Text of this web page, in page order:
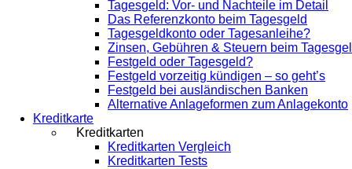
Tagesgeld: Vor- und Nachteile im Detail
Das Referenzkonto beim Tagesgeld
Tagesgeldkonto oder Tagesanleihe?
Zinsen, Gebühren & Steuern beim
Festgeld oder Tagesgeld?
Festgeld vorzeitig kündigen – so geht’s
Festgeld bei ausländischen Banken
Alternative Anlageformen zum Anlagekonto
Kreditkarte
Kreditkarten
Kreditkarten Vergleich
Kreditkarten Tests